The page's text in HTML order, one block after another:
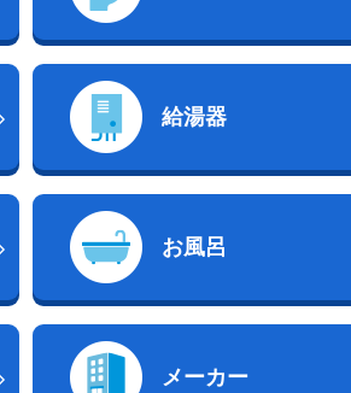
給湯器
お風呂
メーカー